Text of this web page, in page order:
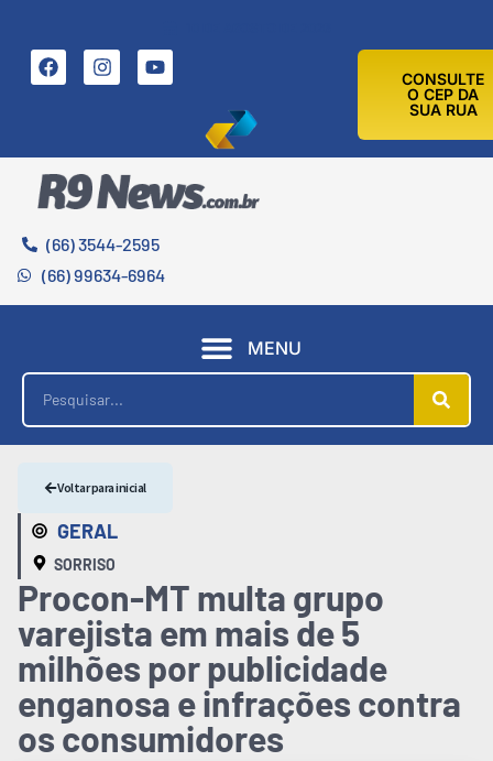
CONSULTE
O CEP DA
SUA RUA
(66) 3544-2595
(66) 99634-6964
MENU
GERAL
SORRISO
Voltar para inicial
Procon-MT multa grupo
varejista em mais de 5
milhões por publicidade
enganosa e infrações contra
os consumidores